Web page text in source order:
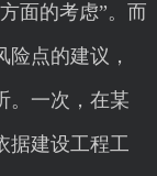
面的考虑”。而
点的建议，
。一次，在某
据建设工程工